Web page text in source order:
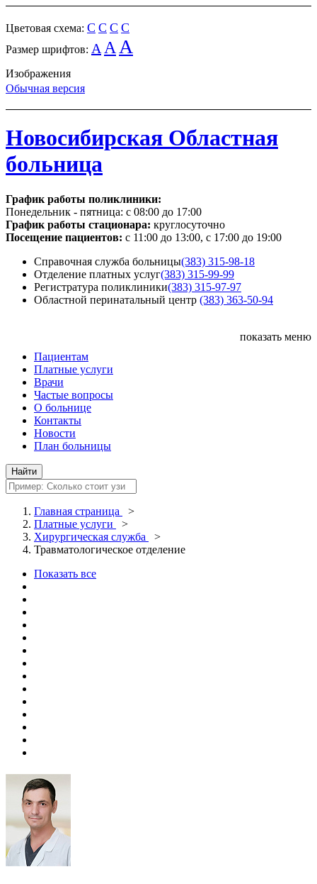
Цветовая схема: C C C C
Размер шрифтов: A A A
Изображения
Обычная версия
Новосибирская Областная
больница
График работы поликлиники:
Понедельник - пятница: с 08:00 до 17:00
График работы стационара: круглосуточно
Посещение пациентов: с 11:00 до 13:00, с 17:00 до 19:00
Справочная служба больницы(383) 315-98-18
Отделение платных услуг(383) 315-99-99
Регистратура поликлиники(383) 315-97-97
Областной перинатальный центр (383) 363-50-94
показать меню
Пациентам
Платные услуги
Врачи
Частые вопросы
О больнице
Контакты
Новости
План больницы
Главная страница
>
Платные услуги
>
Хирургическая служба
>
Травматологическое отделение
Показать все